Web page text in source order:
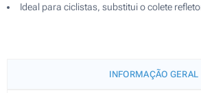
Ideal para ciclistas, substitui o colete
INFORMAÇÃO GERAL